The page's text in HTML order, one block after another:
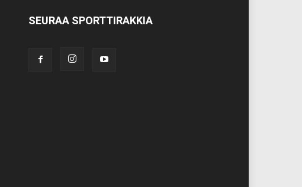
SEURAA SPORTTIRAKKIA